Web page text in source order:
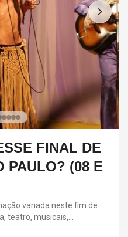
NIGHT:
ICÔNICOS
em 11 de setembro, na